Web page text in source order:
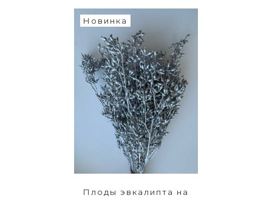
Новинка
Плоды эвкалипта на